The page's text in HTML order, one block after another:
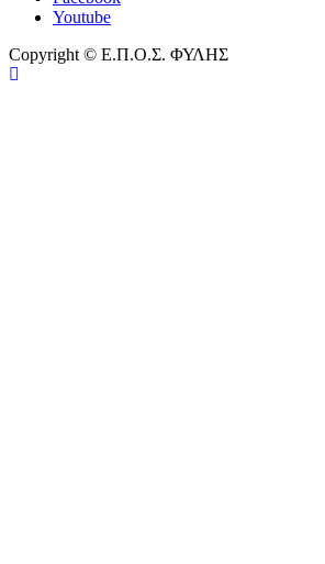
Youtube
Copyright © Ε.Π.Ο.Σ. ΦΥΛΗΣ